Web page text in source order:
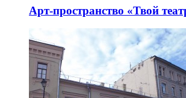
Арт-пространство «Твой